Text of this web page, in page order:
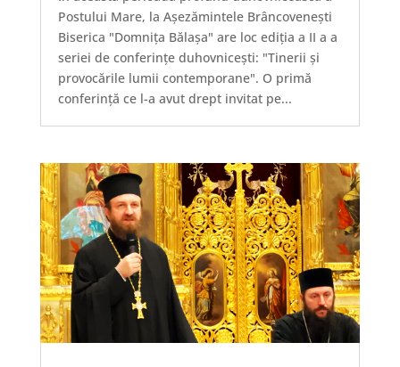
Postului Mare, la Așezămintele Brâncovenești
Biserica "Domnița Bălașa" are loc ediția a II a a
seriei de conferințe duhovnicești: "Tinerii și
provocările lumii contemporane". O primă
conferință ce l-a avut drept invitat pe...